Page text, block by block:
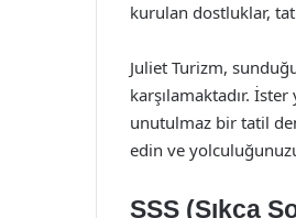
kurulan dostluklar,
Juliet Turizm,
karşılamaktadır.
unutulmaz bir tatil
edin ve
SSS (Sıkça